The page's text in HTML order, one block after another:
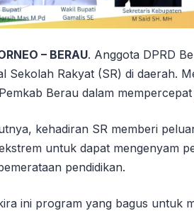
– BERAU. Anggota DPRD
Sekolah Rakyat (SR) di daerah.
Berau dalam
kehadiran SR memberi
untuk dapat mengenyam
pendidikan.
ini program yang bagus untuk